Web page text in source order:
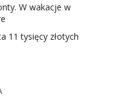
W wakacje w
11 tysięcy złotych